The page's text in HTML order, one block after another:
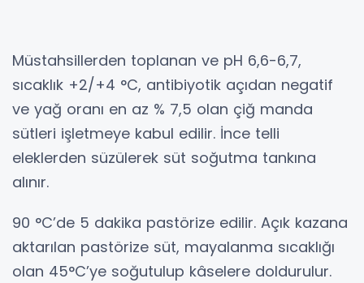
Müstahsillerden toplanan ve pH 6,6-6,7,
sıcaklık +2/+4 °C, antibiyotik açıdan negatif
ve yağ oranı en az % 7,5 olan çiğ manda
sütleri işletmeye kabul edilir. İnce telli
eleklerden süzülerek süt soğutma tankına
alınır.
90 °C’de 5 dakika pastörize edilir. Açık kazana
aktarılan pastörize süt, mayalanma sıcaklığı
olan 45°C’ye soğutulup kâselere doldurulur.